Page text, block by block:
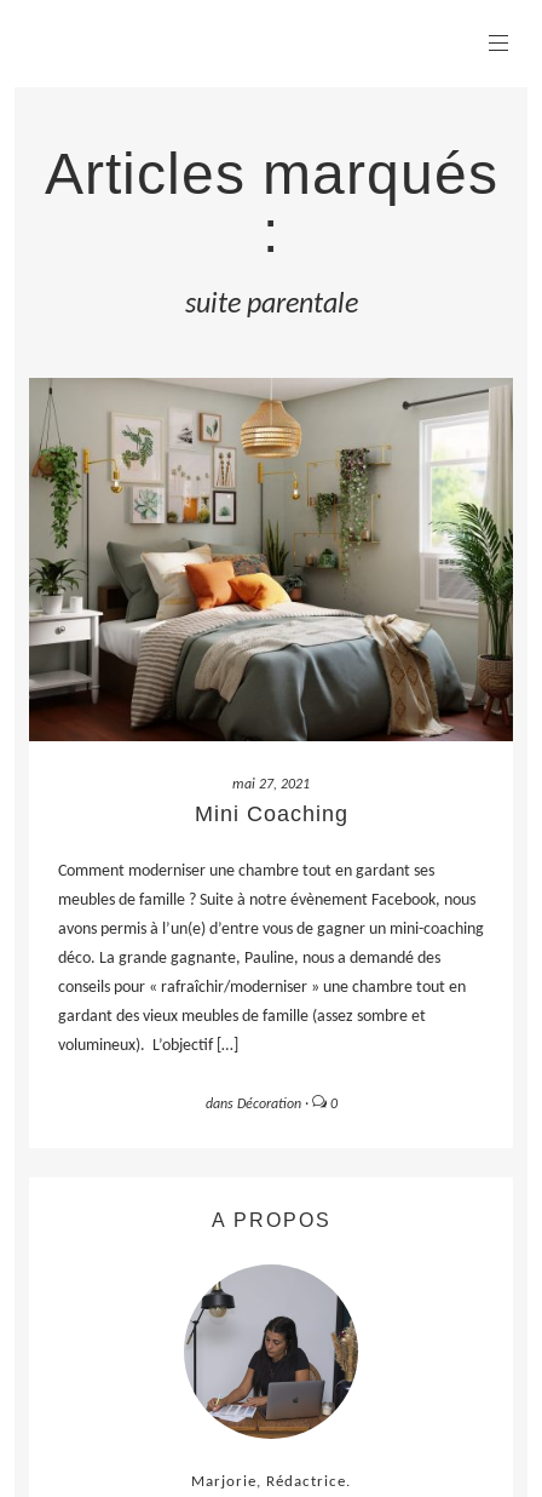
Articles marqués
:
suite parentale
LIRE LA SUITE
mai 27, 2021
Mini Coaching
Comment moderniser une chambre tout en gardant ses
meubles de famille ? Suite à notre évènement Facebook, nous
avons permis à l’un(e) d’entre vous de gagner un mini-coaching
déco. La grande gagnante, Pauline, nous a demandé des
conseils pour « rafraîchir/moderniser » une chambre tout en
gardant des vieux meubles de famille (assez sombre et
volumineux). L’objectif […]
dans Décoration· 0
A PROPOS
Marjorie, Rédactrice.